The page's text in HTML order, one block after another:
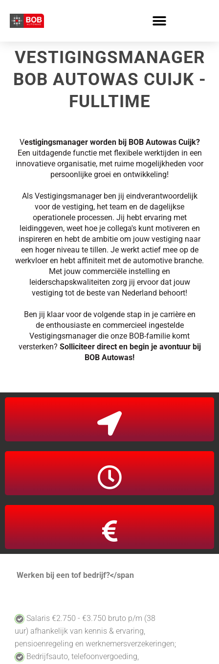
content
VESTIGINGSMANAGER
BOB AUTOWAS CUIJK -
FULLTIME
Vestigingsmanager worden bij BOB Autowas Cuijk?
Een uitdagende functie met flexibele werktijden in een
innovatieve organisatie, met ruime mogelijkheden voor
persoonlijke groei en ontwikkeling!
Als Vestigingsmanager ben jij eindverantwoordelijk
voor de vestiging, het team en de dagelijkse
operationele processen. Jij hebt ervaring met
leidinggeven, weet hoe je collega's kunt motiveren en
inspireren en hebt de ambitie om jouw vestiging naar
een hoger niveau te tillen. Je werkt actief mee op de
werkvloer en hebt affiniteit met de automotive branche.
Met jouw commerciële instelling en
leiderschapskwaliteiten zorg jij ervoor dat jouw
vestiging tot de beste van Nederland behoort!
Ben jij klaar voor de volgende stap in je carrière en
de enthousiaste en commercieel ingestelde
Vestigingsmanager die onze BOB-familie komt
versterken? Solliciteer direct en begin je avontuur bij
BOB Autowas!
Cuijk
Fulltime
€2.750-€3.750
Werken bij een tof bedrijf?</span
Salaris €2.750 - €3.750 bruto p/m (38
uur) afhankelijk van kennis & ervaring,
pensioenregeling en werknemersverzekeringen;
Bedrijfsauto, telefoonvergoeding,